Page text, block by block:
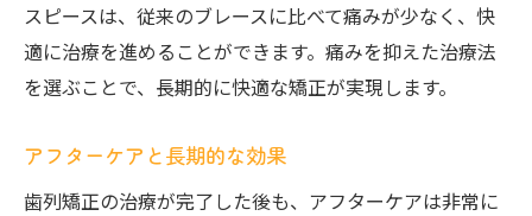
スピースは、従来のブレースに比べて痛みが少なく、快
適に治療を進めることができます。痛みを抑えた治療法
を選ぶことで、長期的に快適な矯正が実現します。
アフターケアと長期的な効果
歯列矯正の治療が完了した後も、アフターケアは非常に